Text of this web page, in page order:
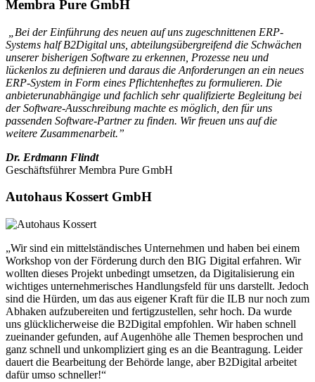
Membra Pure GmbH
„Bei der Einführung des neuen auf uns zugeschnittenen ERP-
Systems half B2Digital uns, abteilungsübergreifend die Schwächen
unserer bisherigen Software zu erkennen, Prozesse neu und
lückenlos zu definieren und daraus die Anforderungen an ein neues
ERP-System in Form eines Pflichtenheftes zu formulieren. Die
anbieterunabhängige und fachlich sehr qualifizierte Begleitung bei
der Software-Ausschreibung machte es möglich, den für uns
passenden Software-Partner zu finden. Wir freuen uns auf die
weitere Zusammenarbeit.”
Dr. Erdmann Flindt
Geschäftsführer Membra Pure GmbH
Autohaus Kossert GmbH
„Wir sind ein mittelständisches Unternehmen und haben bei einem
Workshop von der Förderung durch den BIG Digital erfahren. Wir
wollten dieses Projekt unbedingt umsetzen, da Digitalisierung ein
wichtiges unternehmerisches Handlungsfeld für uns darstellt. Jedoch
sind die Hürden, um das aus eigener Kraft für die ILB nur noch zum
Abhaken aufzubereiten und fertigzustellen, sehr hoch. Da wurde
uns glücklicherweise die B2Digital empfohlen. Wir haben schnell
zueinander gefunden, auf Augenhöhe alle Themen besprochen und
ganz schnell und unkompliziert ging es an die Beantragung. Leider
dauert die Bearbeitung der Behörde lange, aber B2Digital arbeitet
dafür umso schneller!“